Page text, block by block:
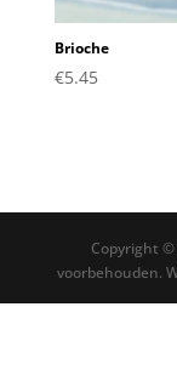
Brioche
€5.45
Copyright
voorbehouden.